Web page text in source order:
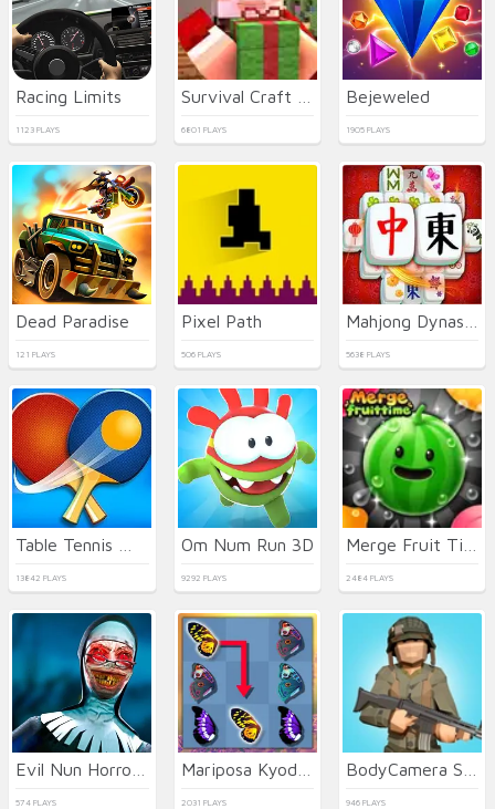
Racing Limits
1123 PLAYS 6801 PLAYS
Bejeweled
1905 PLAYS
Dead Paradise
121 PLAYS
Pixel Path
506 PLAYS 5638 PLAYS
13842 PLAYS
Om Num Run 3D
9292 PLAYS 2484 PLAYS
574 PLAYS 2031 PLAYS 946 PLAYS